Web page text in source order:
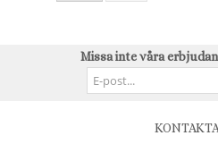
Missa inte våra